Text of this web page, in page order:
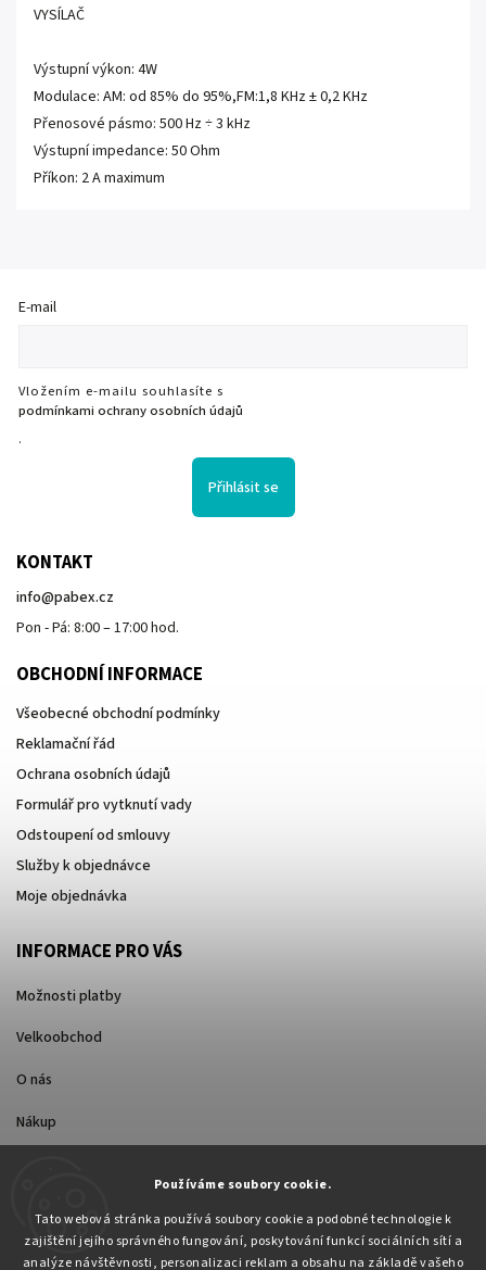
Používáme soubory cookie.
Tato webová stránka používá soubory cookie a podobné technologie k
zajištění jejího správného fungování, poskytování funkcí sociálních sítí a
analýze návštěvnosti, personalizaci reklam a obsahu na základě vašeho
VYSÍLAČ
Výstupní výkon: 4W
Modulace: AM: od 85% do 95%,FM:1,8 KHz ± 0,2 KHz
Přenosové pásmo: 500 Hz ÷ 3 kHz
Výstupní impedance: 50 Ohm
Příkon: 2 A maximum
E-mail
Vložením e-mailu souhlasíte s
podmínkami ochrany osobních údajů
.
Přihlásit se
KONTAKT
info@pabex.cz
Pon - Pá: 8:00 – 17:00 hod.
OBCHODNÍ INFORMACE
Všeobecné obchodní podmínky
Reklamační řád
Ochrana osobních údajů
Formulář pro vytknutí vady
Odstoupení od smlouvy
Služby k objednávce
Moje objednávka
INFORMACE PRO VÁS
Možnosti platby
Velkoobchod
O nás
Nákup